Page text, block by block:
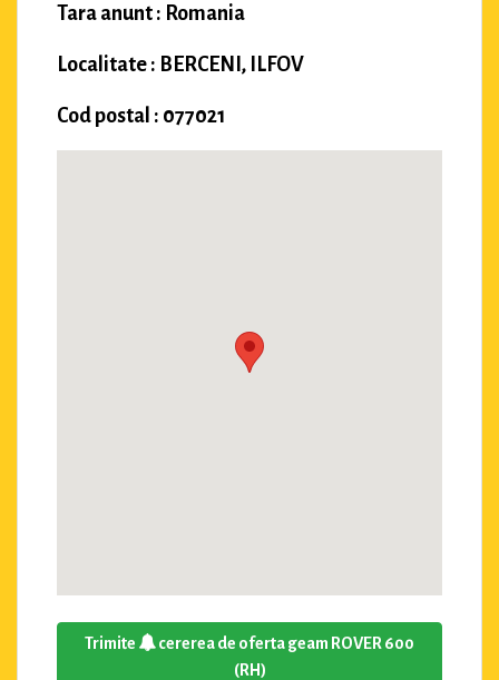
Tara anunt : Romania
Localitate : BERCENI, ILFOV
Cod postal : 077021
Trimite
cererea de oferta geam ROVER 600
(RH)